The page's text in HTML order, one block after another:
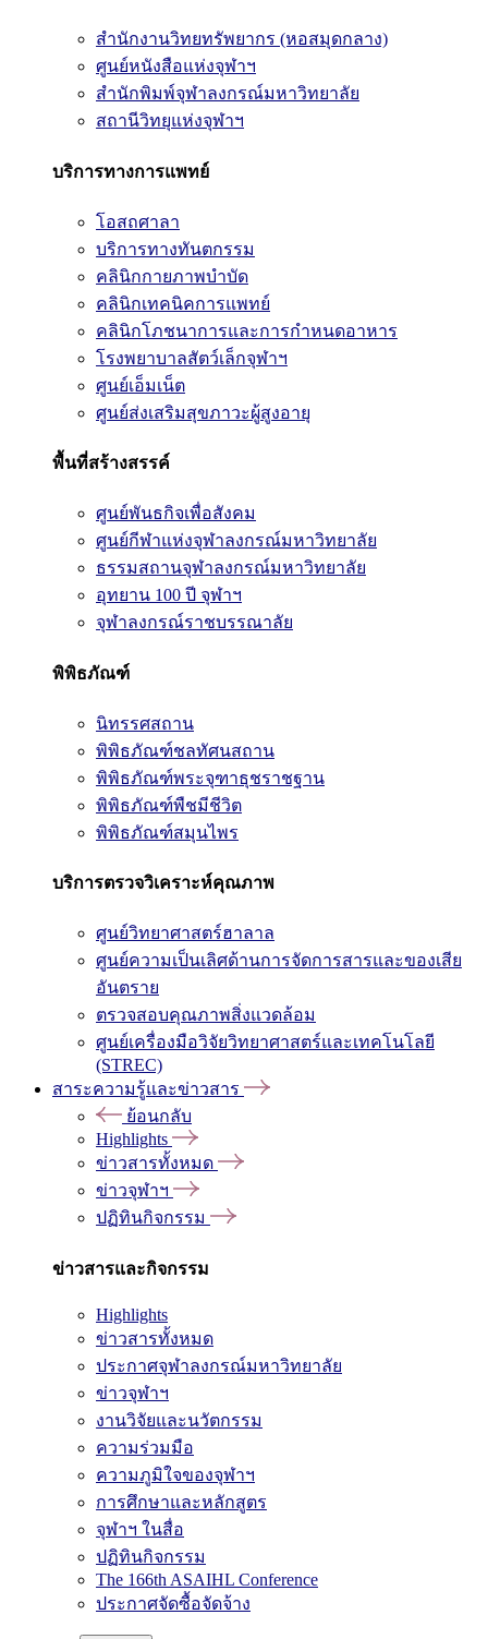
สำนักงานวิทยทรัพยากร (หอสมุดกลาง)
ศูนย์หนังสือแห่งจุฬาฯ
สำนักพิมพ์จุฬาลงกรณ์มหาวิทยาลัย
สถานีวิทยุแห่งจุฬาฯ
บริการทางการแพทย์
โอสถศาลา
บริการทางทันตกรรม
คลินิกกายภาพบำบัด
คลินิกเทคนิคการแพทย์
คลินิกโภชนาการและการกำหนดอาหาร
โรงพยาบาลสัตว์เล็กจุฬาฯ
ศูนย์เอ็มเน็ต
ศูนย์ส่งเสริมสุขภาวะผู้สูงอายุ
พื้นที่สร้างสรรค์
ศูนย์พันธกิจเพื่อสังคม
ศูนย์กีฬาแห่งจุฬาลงกรณ์มหาวิทยาลัย
ธรรมสถานจุฬาลงกรณ์มหาวิทยาลัย
อุทยาน 100 ปี จุฬาฯ
จุฬาลงกรณ์ราชบรรณาลัย
พิพิธภัณฑ์
นิทรรศสถาน
พิพิธภัณฑ์ชลทัศนสถาน
พิพิธภัณฑ์พระจุฑาธุชราชฐาน
พิพิธภัณฑ์พืชมีชีวิต
พิพิธภัณฑ์สมุนไพร
บริการตรวจวิเคราะห์คุณภาพ
ศูนย์วิทยาศาสตร์ฮาลาล
ศูนย์ความเป็นเลิศด้านการจัดการสารและของเสีย
อันตราย
ตรวจสอบคุณภาพสิ่งแวดล้อม
ศูนย์เครื่องมือวิจัยวิทยาศาสตร์และเทคโนโลยี
(STREC)
สาระความรู้และข่าวสาร
ย้อนกลับ
Highlights
ข่าวสารทั้งหมด
ข่าวจุฬาฯ
ปฏิทินกิจกรรม
ข่าวสารและกิจกรรม
Highlights
ข่าวสารทั้งหมด
ประกาศจุฬาลงกรณ์มหาวิทยาลัย
ข่าวจุฬาฯ
งานวิจัยและนวัตกรรม
ความร่วมมือ
ความภูมิใจของจุฬาฯ
การศึกษาและหลักสูตร
จุฬาฯ ในสื่อ
ปฏิทินกิจกรรม
The 166th ASAIHL Conference
ประกาศจัดซื้อจัดจ้าง